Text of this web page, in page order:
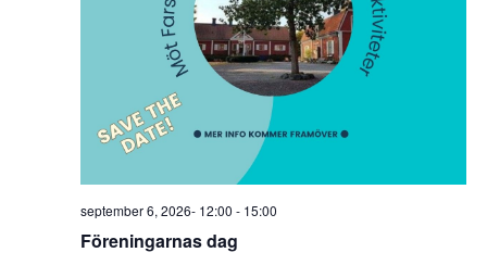
Föreningarnas dag
september 6, 2026- 12:00 - 15:00